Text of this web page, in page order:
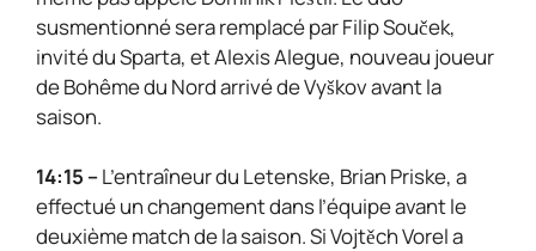
susmentionné sera remplacé par Filip Souček,
invité du Sparta, et Alexis Alegue, nouveau joueur
de Bohême du Nord arrivé de Vyškov avant la
saison.
14:15 –L’entraîneur du Letenske, Brian Priske, a
effectué un changement dans l’équipe avant le
deuxième match de la saison. Si Vojtěch Vorel a